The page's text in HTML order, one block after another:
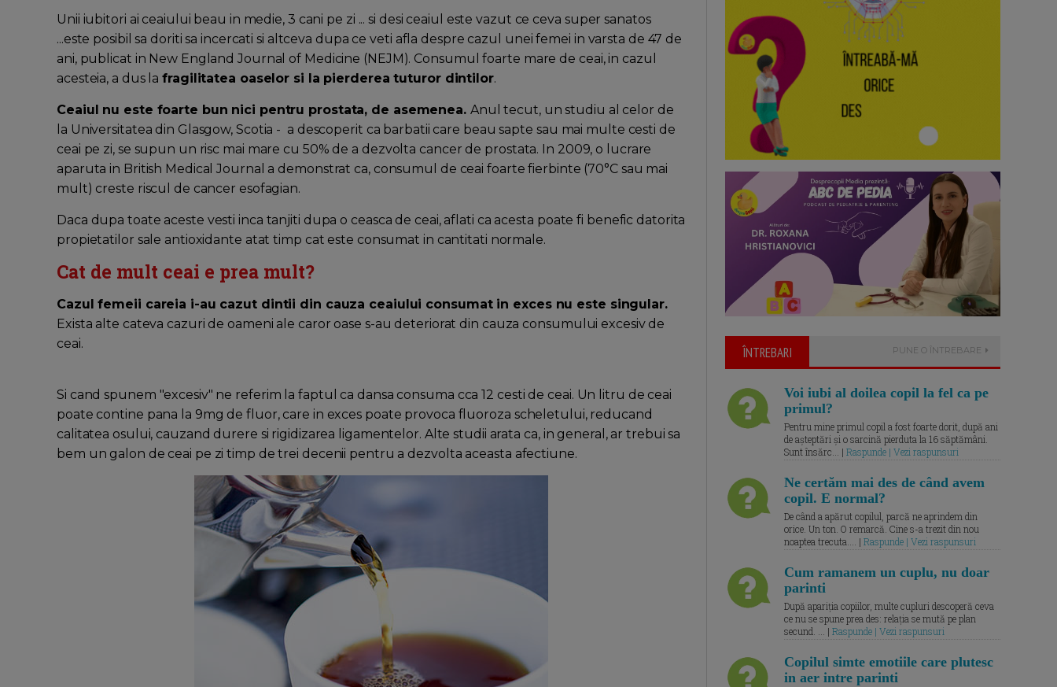
Unii iubitori ai ceaiului beau in medie, 3 cani pe zi ... si desi ceaiul este vazut ce ceva super sanatos
...este posibil sa doriti sa incercati si altceva dupa ce veti afla despre cazul unei femei in varsta de 47 de
ani, publicat in New England Journal of Medicine (NEJM). Consumul foarte mare de ceai, in cazul
acesteia, a dus lafragilitatea oaselor si la pierderea tuturor dintilor.
Ceaiul nu este foarte bun nici pentru prostata, de asemenea. Anul tecut, un studiu al celor de
la Universitatea din Glasgow, Scotia - a descoperit ca barbatii care beau sapte sau mai multe cesti de
ceai pe zi, se supun un risc mai mare cu 50% de a dezvolta cancer de prostata. In 2009, o lucrare
aparuta in British Medical Journal a demonstrat ca, consumul de ceai foarte fierbinte (70°C sau mai
mult) creste riscul de cancer esofagian.
Daca dupa toate aceste vesti inca tanjiti dupa o ceasca de ceai, aflati ca acesta poate fi benefic datorita
propietatilor sale antioxidante atat timp cat este consumat in cantitati normale.
Cat de mult ceai e prea mult?
Cazul femeii careia i-au cazut dintii din cauza ceaiului consumat in exces nu este singular.
Exista alte cateva cazuri de oameni ale caror oase s-au deteriorat din cauza consumului excesiv de
ceai.
Si cand spunem "excesiv" ne referim la faptul ca dansa consuma cca 12 cesti de ceai. Un litru de ceai
poate contine pana la 9mg de fluor, care in exces poate provoca fluoroza scheletului, reducand
calitatea osului, cauzand durere si rigidizarea ligamentelor. Alte studii arata ca, in general, ar trebui sa
bem un galon de ceai pe zi timp de trei decenii pentru a dezvolta aceasta afectiune.
ÎNTREBARI PUNE O ÎNTREBARE
Voi iubi al doilea copil la fel ca pe
primul?
Pentru mine primul copil a fost foarte dorit, după ani
de așteptări și o sarcină pierduta la 16 săptămâni.
Sunt însărc... | Raspunde | Vezi raspunsuri
Ne certăm mai des de când avem
copil. E normal?
De când a apărut copilul, parcă ne aprindem din
orice. Un ton. O remarcă. Cine s-a trezit din nou
noaptea trecuta.... | Raspunde | Vezi raspunsuri
Cum ramanem un cuplu, nu doar
parinti
După apariția copiilor, multe cupluri descoperă ceva
ce nu se spune prea des: relația se mută pe plan
secund. ... | Raspunde | Vezi raspunsuri
Copilul simte emotiile care plutesc
in aer intre parinti